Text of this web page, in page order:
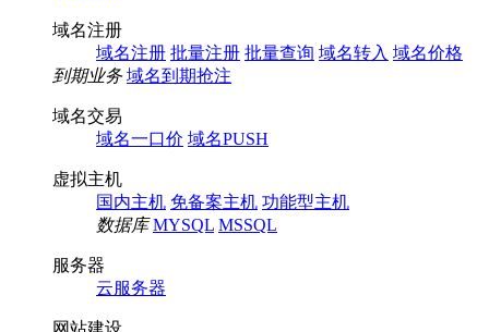
域名注册
域名注册 批量注册 批量查询 域名转入 域名价格
到期业务 域名到期抢注
域名交易
域名一口价 域名PUSH
虚拟主机
国内主机 免备案主机 功能型主机
数据库 MYSQL MSSQL
服务器
云服务器
网站建设